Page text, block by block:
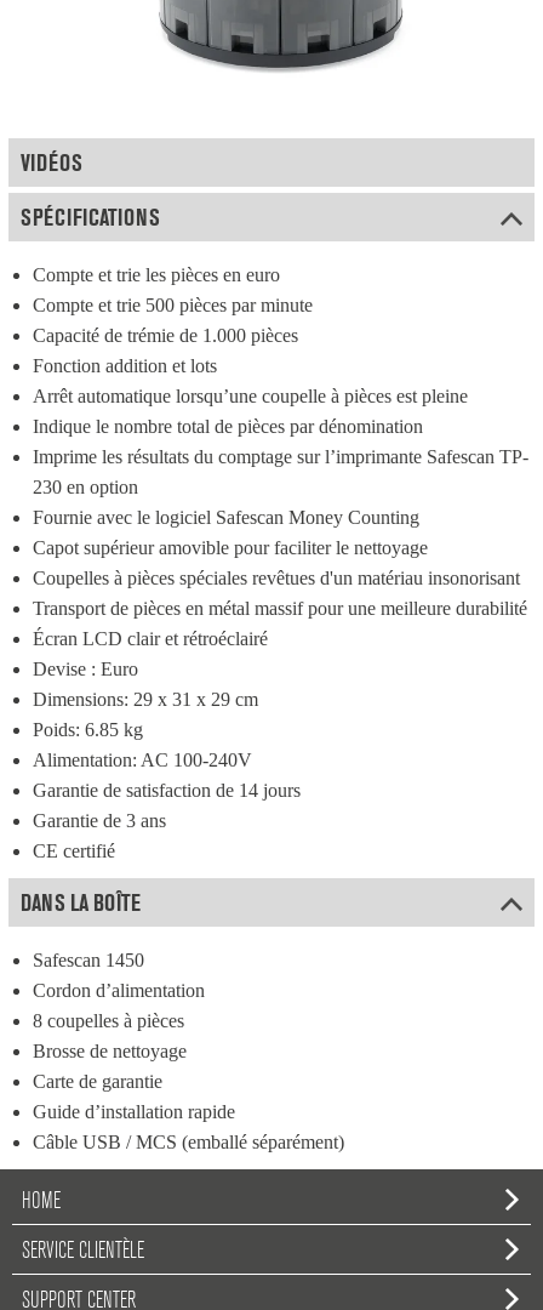
VIDÉOS
SPÉCIFICATIONS
Compte et trie les pièces en euro
Compte et trie 500 pièces par minute
Capacité de trémie de 1.000 pièces
Fonction addition et lots
Arrêt automatique lorsqu’une coupelle à pièces est pleine
Indique le nombre total de pièces par dénomination
Imprime les résultats du comptage sur l’imprimante Safescan TP-
230 en option
Fournie avec le logiciel Safescan Money Counting
Capot supérieur amovible pour faciliter le nettoyage
Coupelles à pièces spéciales revêtues d'un matériau insonorisant
Transport de pièces en métal massif pour une meilleure durabilité
Écran LCD clair et rétroéclairé
Devise : Euro
Dimensions: 29 x 31 x 29 cm
Poids: 6.85 kg
Alimentation: AC 100-240V
Garantie de satisfaction de 14 jours
Garantie de 3 ans
CE certifié
DANS LA BOÎTE
Safescan 1450
Cordon d’alimentation
8 coupelles à pièces
Brosse de nettoyage
Carte de garantie
Guide d’installation rapide
Câble USB / MCS (emballé séparément)
HOME
SERVICE CLIENTÈLE
SUPPORT CENTER